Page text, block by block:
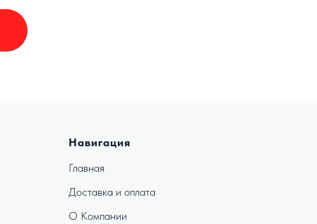
Навигация
Главная
Доставка и оплата
О Компании